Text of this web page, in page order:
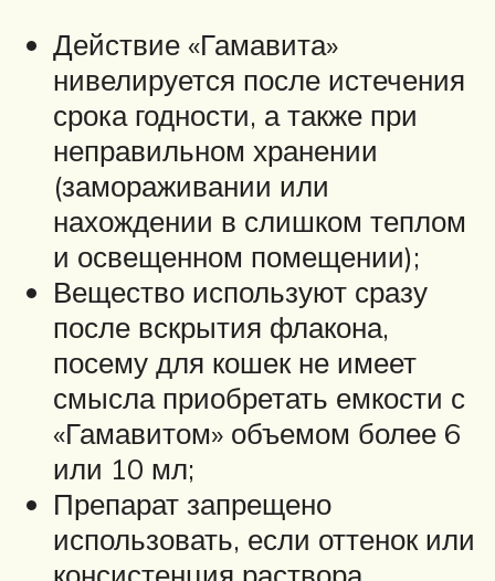
Действие «Гамавита»
нивелируется после истечения
срока годности, а также при
неправильном хранении
(замораживании или
нахождении в слишком теплом
и освещенном помещении);
Вещество используют сразу
после вскрытия флакона,
посему для кошек не имеет
смысла приобретать емкости с
«Гамавитом» объемом более 6
или 10 мл;
Препарат запрещено
использовать, если оттенок или